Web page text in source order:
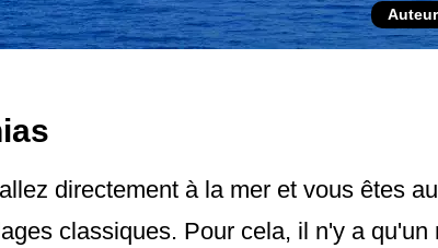
directement à la mer et vous êtes
classiques. Pour cela, il n'y a